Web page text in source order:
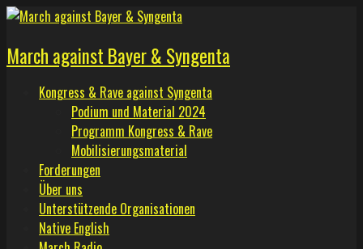
Skip
content
March against Bayer & Syngenta
Kongress & Rave against Syngenta
Podium und Material 2024
Programm Kongress & Rave
Mobilisierungsmaterial
Forderungen
Über uns
Unterstützende Organisationen
Native English